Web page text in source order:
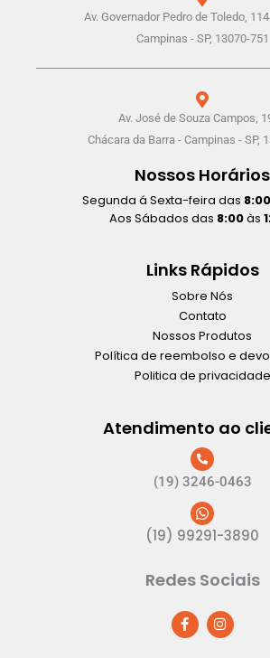
Av. Governador Pedro de Toledo,
Campinas - SP, 13070-751
Av. José de Souza Campos,
Chácara da Barra - Campinas - SP,
Nossos Horários
Segunda á Sexta-feira das 8:00
Aos Sábados das 8:00às
Links Rápidos
Sobre Nós
Contato
Nossos Produtos
Política de reembolso e
Politica de privacidade
Atendimento ao
(19) 3246-0463
(19) 99291-3890
Redes Sociais
F
a
c
I
n
s